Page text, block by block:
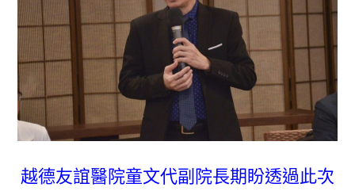
越德友誼醫院童文代副院長期盼透過此次